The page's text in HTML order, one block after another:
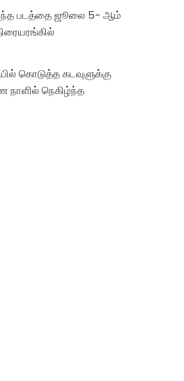
இந்த படத்தை ஜூலை 5- ஆம்
கொடுத்த கடவுளுக்கு
நாளில் நெகிழ்ந்த